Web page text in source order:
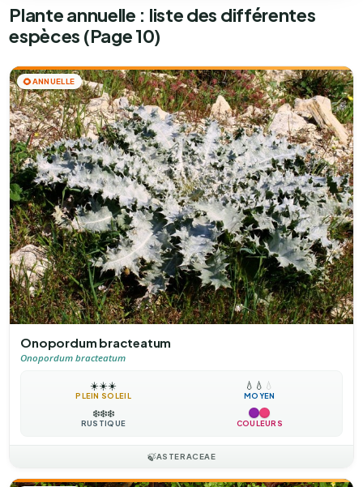
Plante annuelle : liste des différentes
espèces (Page 10)
🌻ANNUELLE
Onopordum bracteatum
Onopordum bracteatum
☀️☀️☀️
PLEIN SOLEIL
💧 💧 💧
MOYEN
❄️❄️❄️
RUSTIQUE COULEURS
🍃ASTERACEAE